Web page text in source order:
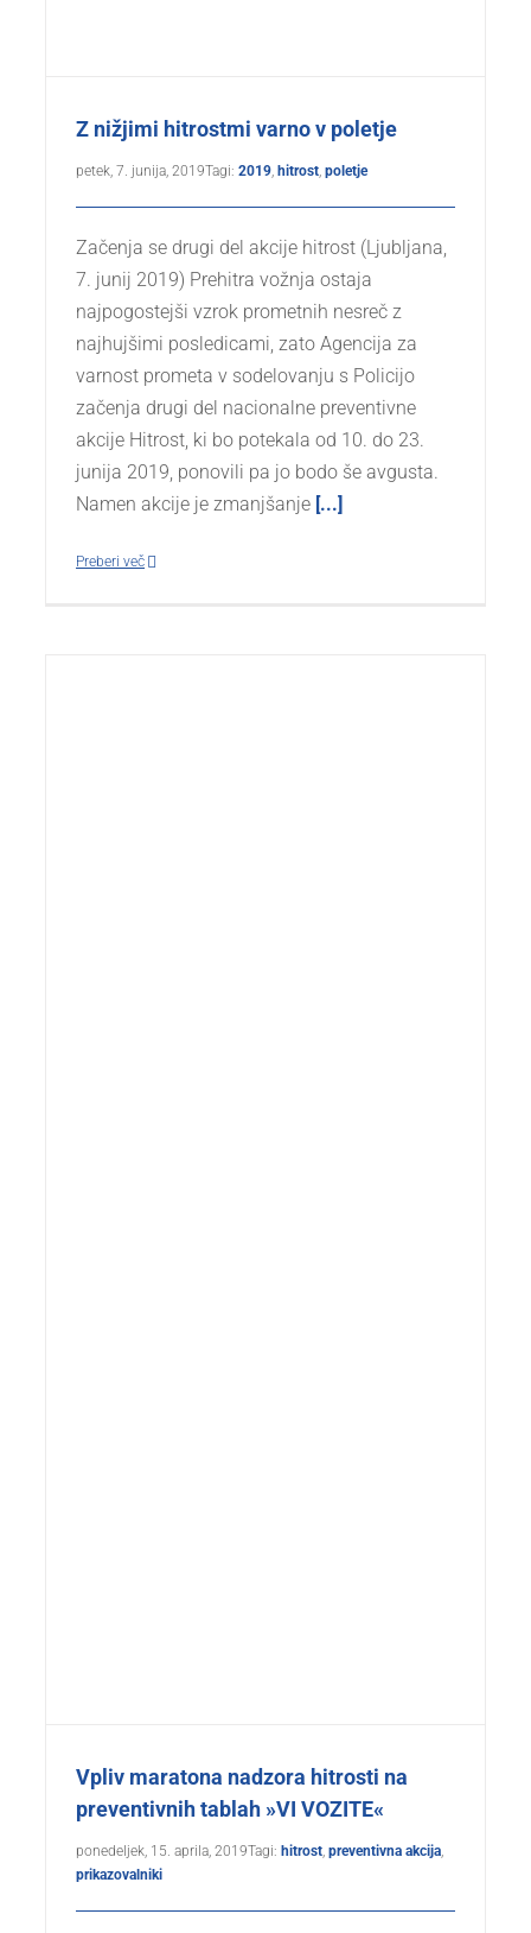
Z nižjimi hitrostmi varno v poletje
petek, 7. junija, 2019Tagi: 2019, hitrost, poletje
Začenja se drugi del akcije hitrost (Ljubljana,
7. junij 2019) Prehitra vožnja ostaja
najpogostejši vzrok prometnih nesreč z
najhujšimi posledicami, zato Agencija za
varnost prometa v sodelovanju s Policijo
začenja drugi del nacionalne preventivne
akcije Hitrost, ki bo potekala od 10. do 23.
junija 2019, ponovili pa jo bodo še avgusta.
Namen akcije je zmanjšanje [...]
Preberi več
Vpliv maratona nadzora hitrosti na
preventivnih tablah »VI VOZITE«
ponedeljek, 15. aprila, 2019Tagi: hitrost, preventivna akcija,
prikazovalniki